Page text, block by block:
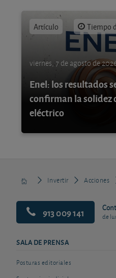
Artículo Tiempo
viernes, 7 de agosto de
Enel: los resultados
confirman la solidez
eléctrico
Invertir Acciones
913 009 141 de
SALA DE PRENSA
Posturas editoriales